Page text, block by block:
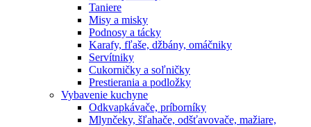
Taniere
Misy a misky
Podnosy a tácky
Karafy, fľaše, džbány, omáčniky
Servítniky
Cukorničky a soľničky
Prestierania a podložky
Vybavenie kuchyne
Odkvapkávače, príborníky
Mlynčeky, šľahače, odšťavovače, mažiare,